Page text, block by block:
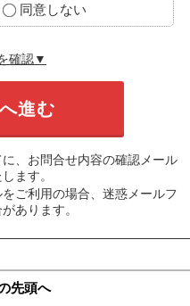
同意しない
確認▼
、お問合せ内容の確認メール
ます。
ご利用の場合、迷惑メールフ
あります。
先頭へ